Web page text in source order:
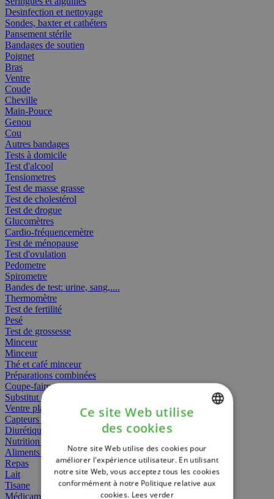
Desinfection et nettoyage
Sondes, baxter et cathéters
Pansement stérile
Bandages de soutien
Poignet
Bras
Ventre
Coude
Cheville
Main-Pouce
Genou
Cou
Autres bandages
Tests à domicile
Test d'alcool
Tensiometres
Test de masse grasse
Test de cholestérol
Test de drogue
Glucomètres
Cardio-fréquencemètre
Test de ménopause
Test d'ovulation
Pedometre
Spirometre
Bandes de test: urine, sang,....
Thermomètre
Test de fertilité
Pesé
Test de grossesse
Minceur
Minceur
Thé et café minceur
Préparations combinées
Coupe-faim
Substitut de repas
Ventre plat
Capteurs gras
Diurétiques
Nutrition spécifique
Aliments Bébé
Repas
Lait
Tisane
Médicament
FRENCH
ENGLISH
Ce site Web utilise
des cookies
Notre site Web utilise des cookies pour
améliorer l'expérience utilisateur. En utilisant
notre site Web, vous acceptez tous les cookies
conformément à notre Politique relative aux
cookies. Lees verder